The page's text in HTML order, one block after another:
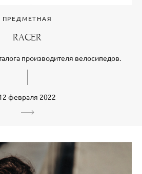
ПРЕДМЕТНАЯ
RACER
производителя велосипедов.
февраля 2022